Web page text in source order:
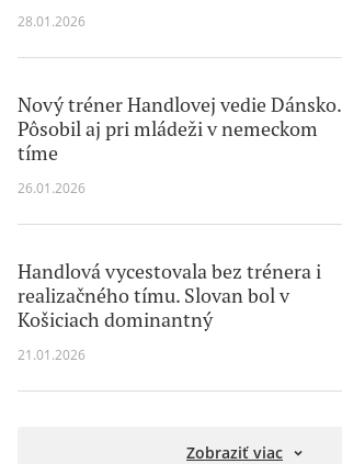
28.01.2026
Nový tréner Handlovej vedie Dánsko.
Pôsobil aj pri mládeži v nemeckom
tíme
26.01.2026
Handlová vycestovala bez trénera i
realizačného tímu. Slovan bol v
Košiciach dominantný
21.01.2026
Zobraziť viac